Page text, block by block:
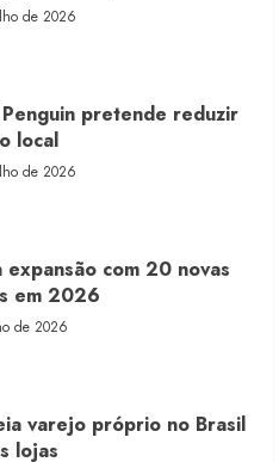
de 2026
pretende reduzir
local
de 2026
expansão com 20 novas
em 2026
de 2026
varejo próprio no Brasil
lojas